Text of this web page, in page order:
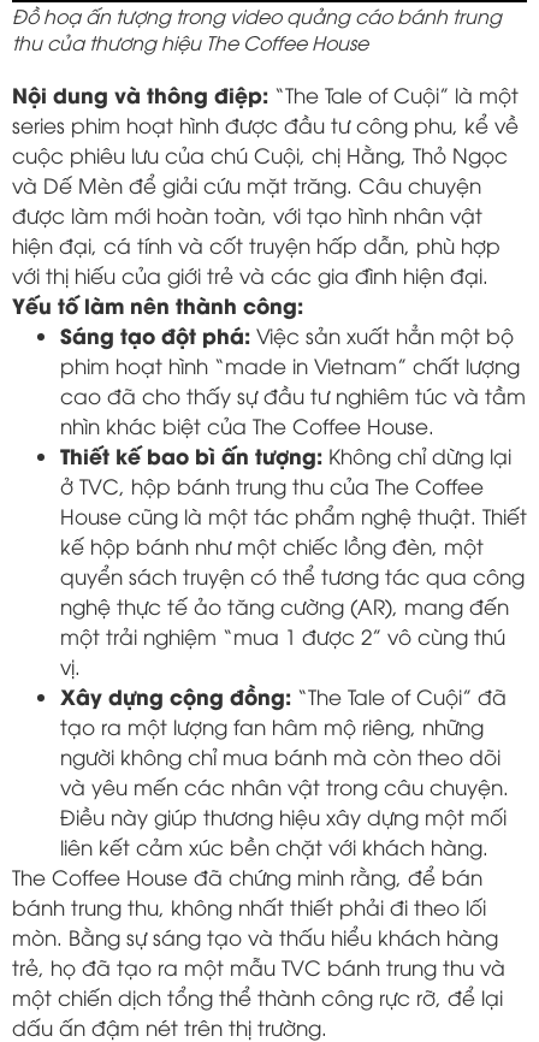
Đồ hoạ ấn tượng trong video quảng cáo bánh trung
thu của thương hiệu The Coffee House
Nội dung và thông điệp: “The Tale of Cuội” là một
series phim hoạt hình được đầu tư công phu, kể về
cuộc phiêu lưu của chú Cuội, chị Hằng, Thỏ Ngọc
và Dế Mèn để giải cứu mặt trăng. Câu chuyện
được làm mới hoàn toàn, với tạo hình nhân vật
hiện đại, cá tính và cốt truyện hấp dẫn, phù hợp
với thị hiếu của giới trẻ và các gia đình hiện đại.
Yếu tố làm nên thành công:
Sáng tạo đột phá: Việc sản xuất hẳn một bộ
phim hoạt hình “made in Vietnam” chất lượng
cao đã cho thấy sự đầu tư nghiêm túc và tầm
nhìn khác biệt của The Coffee House.
Thiết kế bao bì ấn tượng: Không chỉ dừng lại
ở TVC, hộp bánh trung thu của The Coffee
House cũng là một tác phẩm nghệ thuật. Thiết
kế hộp bánh như một chiếc lồng đèn, một
quyển sách truyện có thể tương tác qua công
nghệ thực tế ảo tăng cường (AR), mang đến
một trải nghiệm “mua 1 được 2” vô cùng thú
vị.
Xây dựng cộng đồng: “The Tale of Cuội” đã
tạo ra một lượng fan hâm mộ riêng, những
người không chỉ mua bánh mà còn theo dõi
và yêu mến các nhân vật trong câu chuyện.
Điều này giúp thương hiệu xây dựng một mối
liên kết cảm xúc bền chặt với khách hàng.
The Coffee House đã chứng minh rằng, để bán
bánh trung thu, không nhất thiết phải đi theo lối
mòn. Bằng sự sáng tạo và thấu hiểu khách hàng
trẻ, họ đã tạo ra một mẫu TVC bánh trung thu và
một chiến dịch tổng thể thành công rực rỡ, để lại
dấu ấn đậm nét trên thị trường.